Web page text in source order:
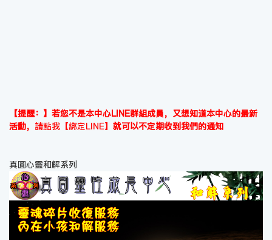
【提醒：】若您不是本中心LINE群組成員，又想知道本中心的最新
活動， 請點我【綁定LINE】 就可以不定期收到我們的通知
真圓心靈和解系列